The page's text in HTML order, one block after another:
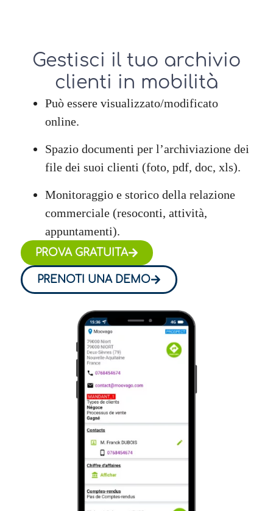
Gestisci il tuo archivio
clienti in mobilità
Può essere visualizzato/modificato
online.
Spazio documenti per l’archiviazione dei
file dei suoi clienti (foto, pdf, doc, xls).
Monitoraggio e storico della relazione
commerciale (resoconti, attività,
appuntamenti).
PROVA GRATUITA
PRENOTI UNA DEMO